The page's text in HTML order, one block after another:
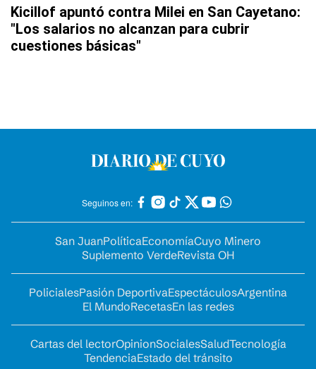
Kicillof apuntó contra Milei en San Cayetano:
"Los salarios no alcanzan para cubrir
cuestiones básicas"
Seguinos en:
San JuanPolíticaEconomíaCuyo Minero
Suplemento VerdeRevista OH
PolicialesPasión DeportivaEspectáculosArgentina
El MundoRecetasEn las redes
Cartas del lectorOpinionSocialesSaludTecnología
TendenciaEstado del tránsito